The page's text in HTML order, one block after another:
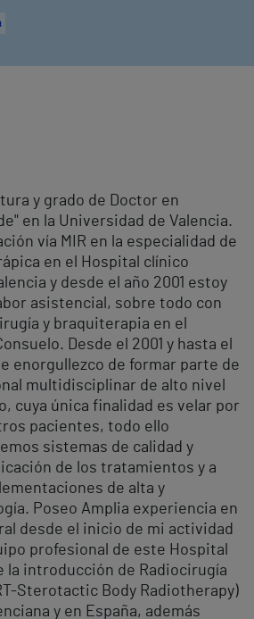
y grado de Doctor en
en la Universidad de Valencia.
vía MIR en la especialidad de
en el Hospital clínico
y desde el año 2001 estoy
asistencial, sobre todo con
y braquiterapia en el
Desde el 2001 y hasta el
enorgullezco de formar parte de
multidisciplinar de alto nivel
cuya única finalidad es velar por
pacientes, todo ello
sistemas de calidad y
de los tratamientos y a
de alta y
Poseo Amplia experiencia en
desde el inicio de mi actividad
profesional de este Hospital
la introducción de Radiocirugía
Sterotactic Body Radiotherapy)
y en España, además